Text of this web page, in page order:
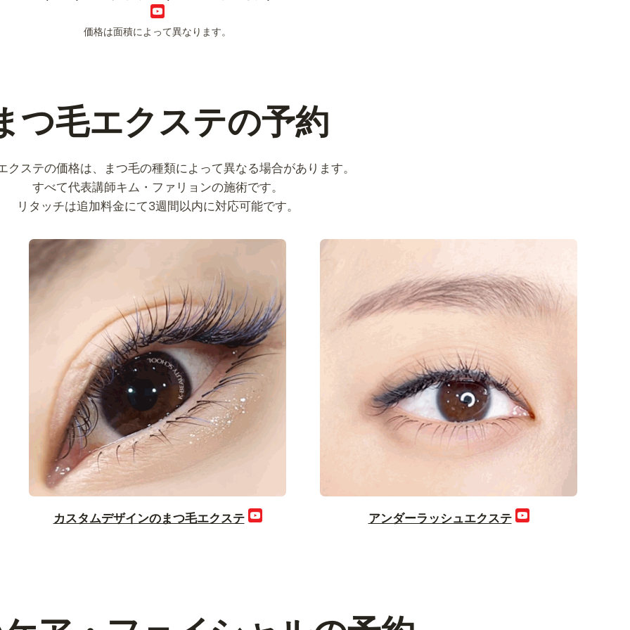
価格は面積によって異なります。
つ毛エクステの予約
クステの価格は、まつ毛の種類によって異なる場合があります。
すべて代表講師キム・ファリョンの施術です。
リタッチは追加料金にて3週間以内に対応可能です。
カスタムデザインのまつ毛エクステ アンダーラッシュエクステ